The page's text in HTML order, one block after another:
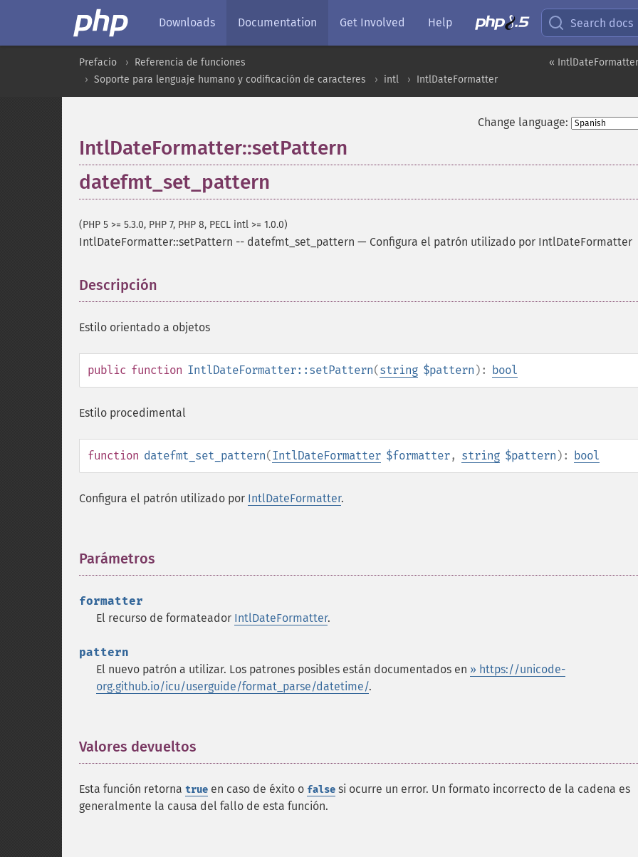
Downloads Documentation Get Involved Help Search docs
«
Prefacio
Referencia de funciones
Soporte para lenguaje humano y codificación de caracteres
intl IntlDateFormatter
Change language:
IntlDateFormatter::setPattern
datefmt_set_pattern
(PHP 5 >= 5.3.0, PHP 7, PHP 8, PECL intl >= 1.0.0)
IntlDateFormatter::setPattern -- datefmt_set_pattern — Configura el patrón utilizado por IntlDateFormatter
Descripción
Estilo orientado a objetos
public function IntlDateFormatter::setPattern(string $pattern ): bool
Estilo procedimental
function datefmt_set_pattern(IntlDateFormatter $formatter, string $pattern ): bool
Configura el patrón utilizado por IntlDateFormatter.
Parámetros
formatter
El recurso de formateador IntlDateFormatter.
pattern
El nuevo patrón a utilizar. Los patrones posibles están documentados en » https://unicode-
org.github.io/icu/userguide/format_parse/datetime/.
Valores devueltos
Esta función retorna true en caso de éxito o false si ocurre un error. Un formato incorrecto de la cadena es
generalmente la causa del fallo de esta función.